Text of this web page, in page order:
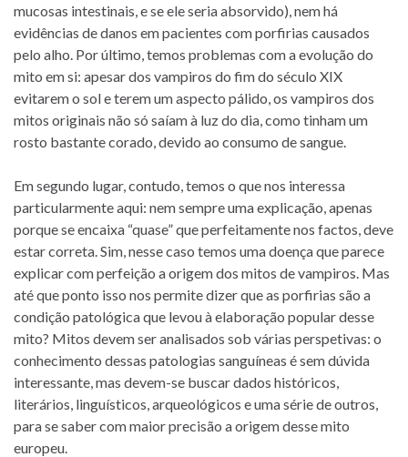
mucosas intestinais, e se ele seria absorvido), nem há
evidências de danos em pacientes com porfirias causados
pelo alho. Por último, temos problemas com a evolução do
mito em si: apesar dos vampiros do fim do século XIX
evitarem o sol e terem um aspecto pálido, os vampiros dos
mitos originais não só saíam à luz do dia, como tinham um
rosto bastante corado, devido ao consumo de sangue.
Em segundo lugar, contudo, temos o que nos interessa
particularmente aqui: nem sempre uma explicação, apenas
porque se encaixa “quase” que perfeitamente nos factos, deve
estar correta. Sim, nesse caso temos uma doença que parece
explicar com perfeição a origem dos mitos de vampiros. Mas
até que ponto isso nos permite dizer que as porfirias são a
condição patológica que levou à elaboração popular desse
mito? Mitos devem ser analisados sob várias perspetivas: o
conhecimento dessas patologias sanguíneas é sem dúvida
interessante, mas devem-se buscar dados históricos,
literários, linguísticos, arqueológicos e uma série de outros,
para se saber com maior precisão a origem desse mito
europeu.